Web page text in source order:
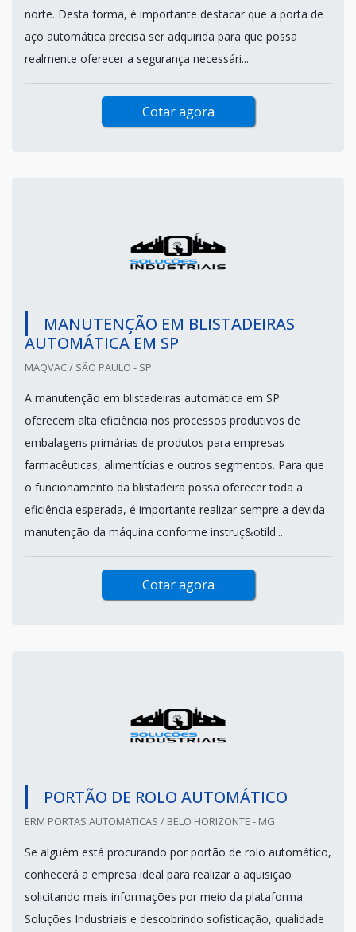
norte. Desta forma, é importante destacar que a porta de
aço automática precisa ser adquirida para que possa
realmente oferecer a segurança necessári...
Cotar agora
MANUTENÇÃO EM BLISTADEIRAS
AUTOMÁTICA EM SP
MAQVAC / SÃO PAULO - SP
A manutenção em blistadeiras automática em SP
oferecem alta eficiência nos processos produtivos de
embalagens primárias de produtos para empresas
farmacêuticas, alimentícias e outros segmentos. Para que
o funcionamento da blistadeira possa oferecer toda a
eficiência esperada, é importante realizar sempre a devida
manutenção da máquina conforme instruç&otild...
Cotar agora
PORTÃO DE ROLO AUTOMÁTICO
ERM PORTAS AUTOMATICAS / BELO HORIZONTE - MG
Se alguém está procurando por portão de rolo automático,
conhecerá a empresa ideal para realizar a aquisição
solicitando mais informações por meio da plataforma
Soluções Industriais e descobrindo sofisticação, qualidade